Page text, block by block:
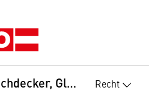
Dachdecker, Glaser und Spengler, Bundesinnung Recht